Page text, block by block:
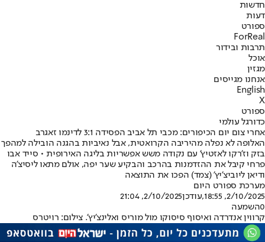
חדשות
דעות
ספורט
ForReal
תרבות ובידור
אוכל
מגזין
אנחנו מגייסים
English
X
ספורט
כדורגל עולמי
אחרי צום יום הכיפורים: מכבי תל אביב הפסידה 3:1 לדינמו זאגרב
האלופה לא נפלה מהיריבה הקרואטית, אבל נאיביות בהגנה הובילה למהפך
בזק וז'רקו לאזטיץ' עם נקודה משש אפשריות בליגה האירופית • סייד אבו
פרחי קיבל את ההזדמנות בהרכב והבקיע שער יפה, אולם מתאו ליסיצ'ה
ודיאן ליוביצ'יץ' (צמד) הפכו את התוצאה
מערכת ספורט היום
2/10/2025, 18:55
,עודכן2/10/2025, 21:04
0השמעה
קרווין אנדרדה ואיסוף סיסוקו מול מוריס ואלינצ'יץ'. צילום: רויטרס